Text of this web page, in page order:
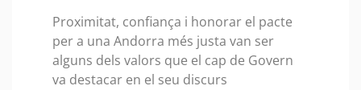
Proximitat, confiança i honorar el pacte
per a una Andorra més justa van ser
alguns dels valors que el cap de Govern
va destacar en el seu discurs